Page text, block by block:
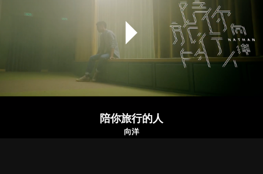
陪你旅行的人
向洋